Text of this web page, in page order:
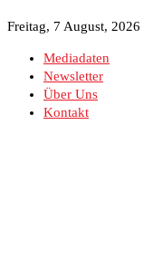
Freitag, 7 August, 2026
Mediadaten
Newsletter
Über Uns
Kontakt